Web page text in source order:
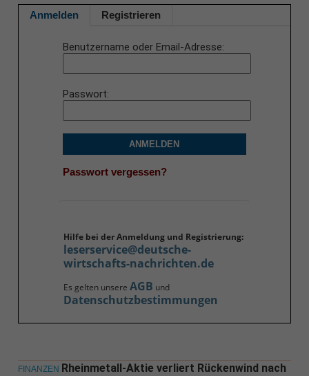
Anmelden Registrieren
Benutzername oder Email-Adresse
Passwort
ANMELDEN
Passwort vergessen?
Hilfe bei der Anmeldung und Registrierung:
leserservice@deutsche-
wirtschafts-nachrichten.de
Es gelten unsere AGB und
Datenschutzbestimmungen
FINANZEN Rheinmetall-Aktie verliert Rückenwind nach